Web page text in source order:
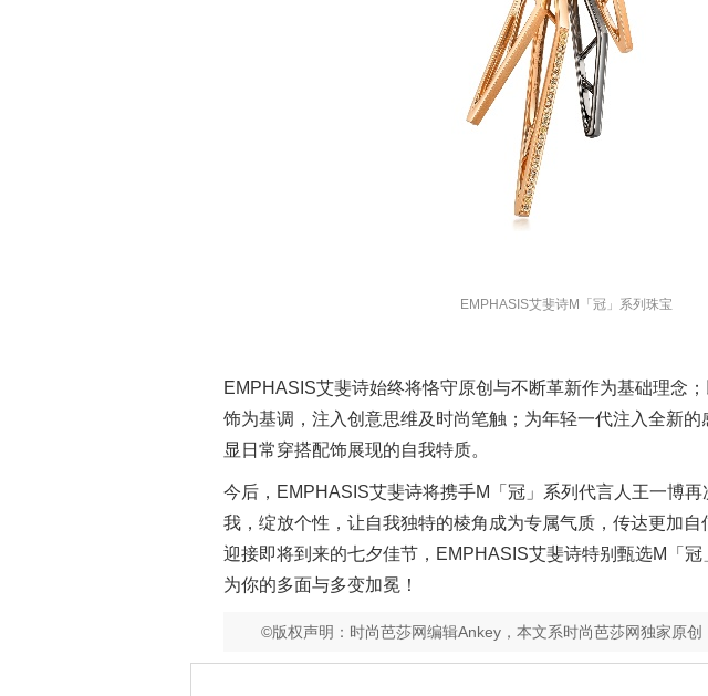
EMPHASIS艾斐诗M 「冠」系列珠宝
EMPHASIS艾斐诗始终将恪守原创与不断革新作为基础理念
饰为基调，注入创意思维及时尚笔触；为年轻一代注入全新
显日常穿搭配饰展现的自我特质。
今后，EMPHASIS艾斐诗将携手M「冠」系列代言人王一博
我，绽放个性，让自我独特的棱角成为专属气质，传达更加自
迎接即将到来的七夕佳节，EMPHASIS艾斐诗特别甄选M「冠
为你的多面与多变加冕！
©版权声明：时尚芭莎网编辑Ankey，本文系时尚芭莎网独家原创